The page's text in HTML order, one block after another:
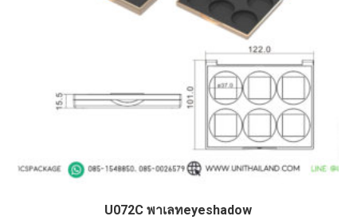
U072C พาเลทeyeshadow